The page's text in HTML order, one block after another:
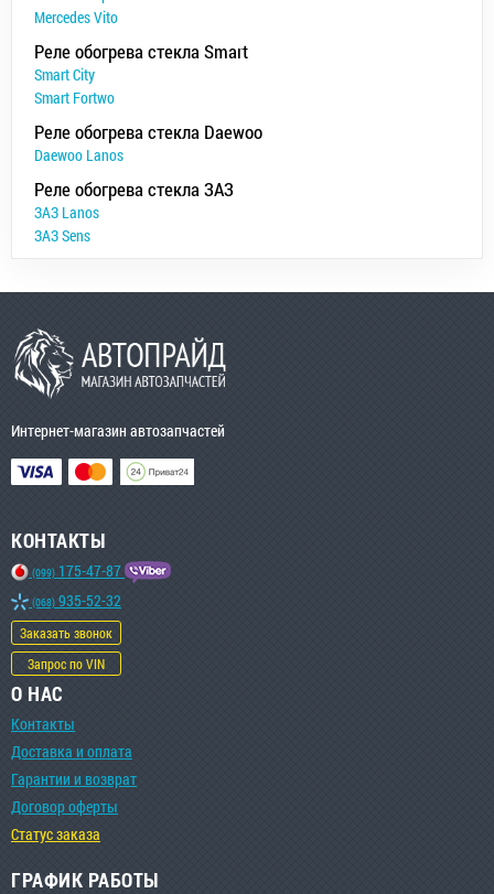
Mercedes Vito
Реле обогрева стекла Smart
Smart City
Smart Fortwo
Реле обогрева стекла Daewoo
Daewoo Lanos
Реле обогрева стекла ЗАЗ
ЗАЗ Lanos
ЗАЗ Sens
Интернет-магазин автозапчастей
КОНТАКТЫ
(099) 175-47-87
(068) 935-52-32
Заказать звонок
Запрос по VIN
О НАС
Контакты
Доставка и оплата
Гарантии и возврат
Договор оферты
Статус заказа
ГРАФИК РАБОТЫ